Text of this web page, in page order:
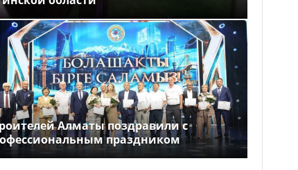
Алматы поздравили с
праздником